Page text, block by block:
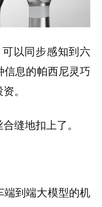
以同步感知到六
息的帕西尼灵巧
。
缝地扣上了。
到端大模型的机